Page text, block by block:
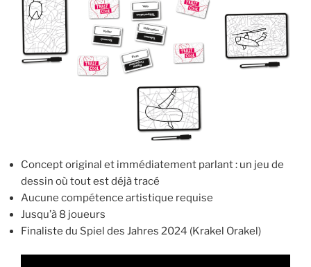
Concept original et immédiatement parlant : un jeu de
dessin où tout est déjà tracé
Aucune compétence artistique requise
Jusqu’à 8 joueurs
Finaliste du Spiel des Jahres 2024 (Krakel Orakel)